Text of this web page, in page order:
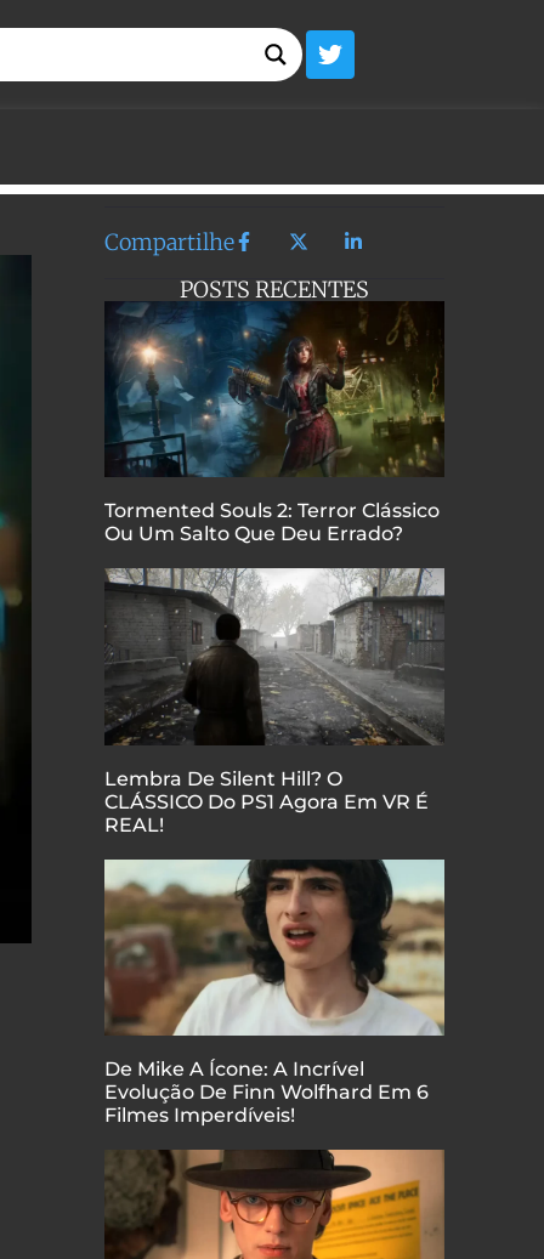
Compartilhe
POSTS RECENTES
Tormented Souls 2: Terror Clássico
Ou Um Salto Que Deu Errado?
Lembra De Silent Hill? O
CLÁSSICO Do PS1 Agora Em VR É
REAL!
De Mike A Ícone: A Incrível
Evolução De Finn Wolfhard Em 6
Filmes Imperdíveis!